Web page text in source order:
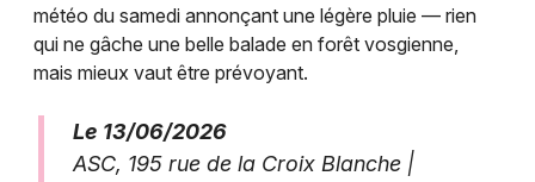
météo du samedi annonçant une légère pluie — rien
qui ne gâche une belle balade en forêt vosgienne,
mais mieux vaut être prévoyant.
Le 13/06/2026
ASC, 195 rue de la Croix Blanche |